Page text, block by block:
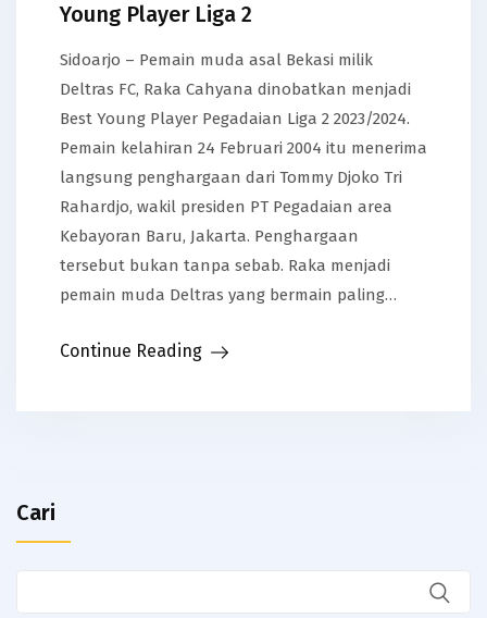
Young Player Liga 2
Sidoarjo – Pemain muda asal Bekasi milik
Deltras FC, Raka Cahyana dinobatkan menjadi
Best Young Player Pegadaian Liga 2 2023/2024.
Pemain kelahiran 24 Februari 2004 itu menerima
langsung penghargaan dari Tommy Djoko Tri
Rahardjo, wakil presiden PT Pegadaian area
Kebayoran Baru, Jakarta. Penghargaan
tersebut bukan tanpa sebab. Raka menjadi
pemain muda Deltras yang bermain paling…
Continue Reading
Cari